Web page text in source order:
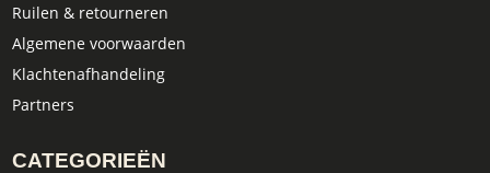
Ruilen & retourneren
Algemene voorwaarden
Klachtenafhandeling
Partners
CATEGORIEËN